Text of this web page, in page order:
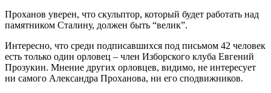
Проханов уверен, что скульптор, который будет работать над
памятником Сталину, должен быть “велик”.
Интересно, что среди подписавшихся под письмом 42 человек
есть только один орловец – член Изборского клуба Евгений
Прозукин. Мнение других орловцев, видимо, не интересует
ни самого Александра Проханова, ни его сподвижников.